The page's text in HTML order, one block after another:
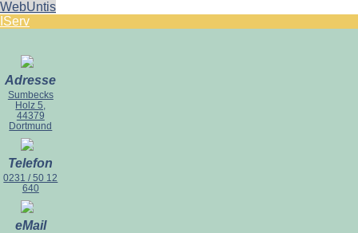
WebUntis
IServ
Adresse
Sumbecks
Holz 5,
44379
Dortmund
Telefon
0231 / 50 12
640
eMail